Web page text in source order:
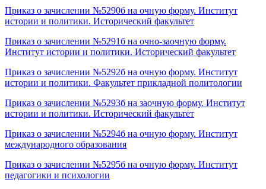
Приказ о зачислении №5290б на очную форму. Институт
истории и политики. Исторический факультет
Приказ о зачислении №5291б на очно-заочную форму.
Институт истории и политики. Исторический факультет
Приказ о зачислении №5292б на очную форму. Институт
истории и политики. Факультет прикладной политологии
Приказ о зачислении №5293б на заочную форму. Институт
истории и политики. Исторический факультет
Приказ о зачислении №5294б на очную форму. Институт
международного образования
Приказ о зачислении №5295б на очную форму. Институт
педагогики и психологии